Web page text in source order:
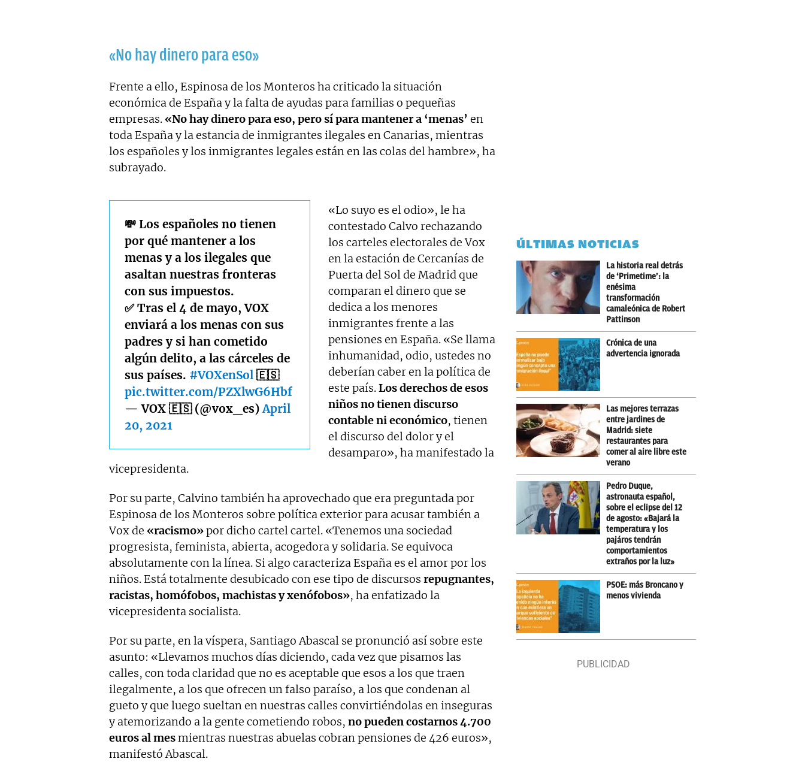
«No hay dinero para eso»
Frente a ello, Espinosa de los Monteros ha criticado la situación
económica de España y la falta de ayudas para familias o pequeñas
empresas. «No hay dinero para eso, pero sí para mantener a ‘menas’ en
toda España y la estancia de inmigrantes ilegales en Canarias, mientras
los españoles y los inmigrantes legales están en las colas del hambre», ha
subrayado.
💸 Los españoles no tienen
por qué mantener a los
menas y a los ilegales que
asaltan nuestras fronteras
con sus impuestos.
✅ Tras el 4 de mayo, VOX
enviará a los menas con sus
padres y si han cometido
algún delito, a las cárceles de
sus países. #VOXenSol 🇪🇸
pic.twitter.com/PZXlwG6Hbf
— VOX 🇪🇸 (@vox_es) April
20, 2021
«Lo suyo es el odio», le ha
contestado Calvo rechazando
los carteles electorales de Vox
en la estación de Cercanías de
Puerta del Sol de Madrid que
comparan el dinero que se
dedica a los menores
inmigrantes frente a las
pensiones en España. «Se llama
inhumanidad, odio, ustedes no
deberían caber en la política de
este país.Los derechos de esos
niños no tienen discurso
contable ni económico, tienen
el discurso del dolor y el
desamparo», ha manifestado la
vicepresidenta.
Por su parte, Calvino también ha aprovechado que era preguntada por
Espinosa de los Monteros sobre política exterior para acusar también a
Vox de «racismo»por dicho cartel cartel. «Tenemos una sociedad
progresista, feminista, abierta, acogedora y solidaria. Se equivoca
absolutamente con la línea. Si algo caracteriza España es el amor por los
niños. Está totalmente desubicado con ese tipo de discursos repugnantes,
racistas, homófobos, machistas y xenófobos», ha enfatizado la
vicepresidenta socialista.
Por su parte, en la víspera, Santiago Abascal se pronunció así sobre este
asunto: «Llevamos muchos días diciendo, cada vez que pisamos las
calles, con toda claridad que no es aceptable que esos a los que traen
ilegalmente, a los que ofrecen un falso paraíso, a los que condenan al
gueto y que luego sueltan en nuestras calles convirtiéndolas en inseguras
y atemorizando a la gente cometiendo robos, no pueden costarnos 4.700
euros al mesmientras nuestras abuelas cobran pensiones de 426 euros»,
manifestó Abascal.
ÚLTIMAS NOTICIAS
La historia real detrás
de ‘Primetime’: la
enésima
transformación
camaleónica de Robert
Pattinson
Crónica de una
advertencia ignorada
Las mejores terrazas
entre jardines de
Madrid: siete
restaurantes para
comer al aire libre este
verano
Pedro Duque,
astronauta español,
sobre el eclipse del 12
de agosto: «Bajará la
temperatura y los
pajáros tendrán
comportamientos
extraños por la luz»
PSOE: más Broncano y
menos vivienda